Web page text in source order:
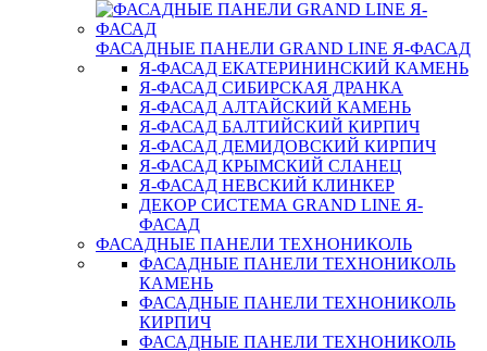
ФАСАДНЫЕ ПАНЕЛИ GRAND LINE Я-ФАСАД
Я-ФАСАД ЕКАТЕРИНИНСКИЙ КАМЕНЬ
Я-ФАСАД СИБИРСКАЯ ДРАНКА
Я-ФАСАД АЛТАЙСКИЙ КАМЕНЬ
Я-ФАСАД БАЛТИЙСКИЙ КИРПИЧ
Я-ФАСАД ДЕМИДОВСКИЙ КИРПИЧ
Я-ФАСАД КРЫМСКИЙ СЛАНЕЦ
Я-ФАСАД НЕВСКИЙ КЛИНКЕР
ДЕКОР СИСТЕМА GRAND LINE Я-
ФАСАД
ФАСАДНЫЕ ПАНЕЛИ ТЕХНОНИКОЛЬ
ФАСАДНЫЕ ПАНЕЛИ ТЕХНОНИКОЛЬ
КАМЕНЬ
ФАСАДНЫЕ ПАНЕЛИ ТЕХНОНИКОЛЬ
КИРПИЧ
ФАСАДНЫЕ ПАНЕЛИ ТЕХНОНИКОЛЬ